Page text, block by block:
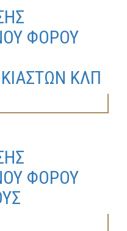
ΦΟΡΟΥ
ΚΛΠ
ΦΟΡΟΥ